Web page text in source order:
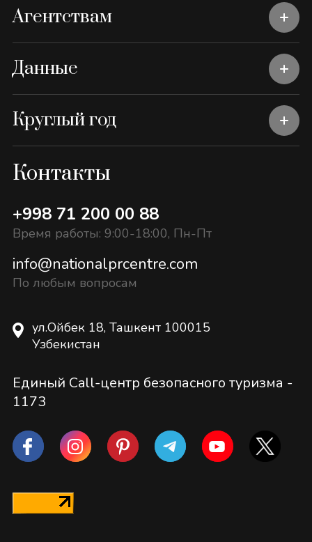
Агентствам
Данные
Круглый год
Контакты
+998 71 200 00 88
Время работы: 9:00-18:00, Пн-Пт
info@nationalprcentre.com
По любым вопросам
ул.Ойбек 18, Ташкент 100015
Узбекистан
Единый Call-центр безопасного туризма -
1173